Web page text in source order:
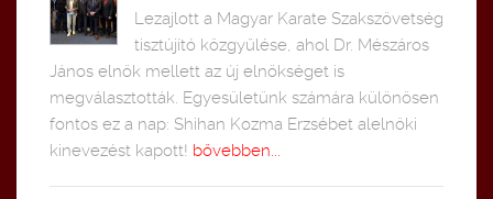
Lezajlott a Magyar Karate Szakszövetség
tisztújító közgyűlése, ahol Dr. Mészáros
János elnök mellett az új elnökséget is
megválasztották. Egyesületünk számára különösen
fontos ez a nap: Shihan Kozma Erzsébet alelnöki
kinevezést kapott! bővebben...